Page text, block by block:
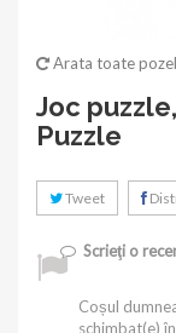
Arata toate
Joc
Puzzle
Tweet
Scrieţi o
Coșul
schimbat(e)